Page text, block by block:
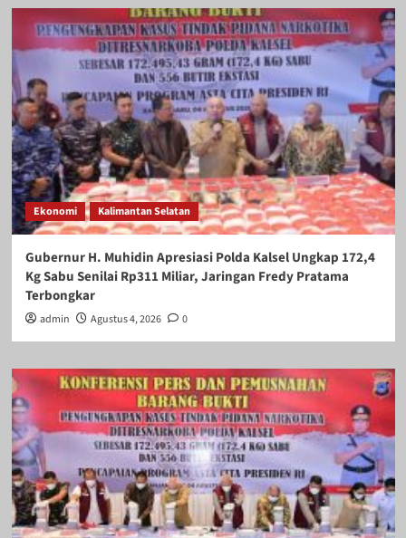
Ekonomi Kalimantan Selatan
Gubernur H. Muhidin Apresiasi Polda Kalsel Ungkap 172,4
Kg Sabu Senilai Rp311 Miliar, Jaringan Fredy Pratama
Terbongkar
admin Agustus 4, 2026 0